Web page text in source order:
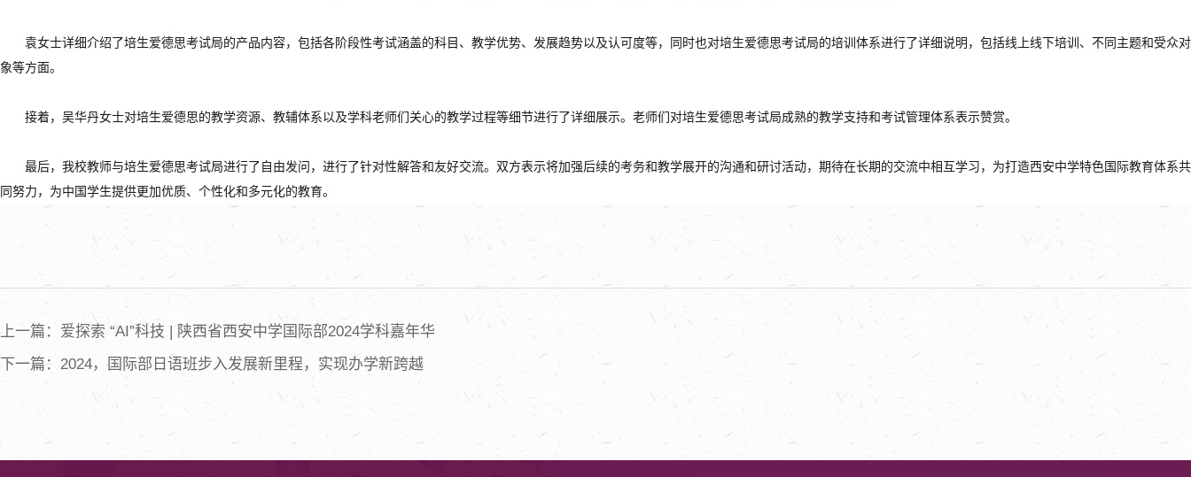
袁女士详细介绍了培生爱德思考试局的产品内容，包括各阶段性考试涵盖的科目、教学优势、发展趋势以及认可度等，同时也对培生爱德思考试局的培训体系进行了详细说明，包括线上线下培训、不同主题和受众对
象等方面。
接着，吴华丹女士对培生爱德思的教学资源、教辅体系以及学科老师们关心的教学过程等细节进行了详细展示。老师们对培生爱德思考试局成熟的教学支持和考试管理体系表示赞赏。
最后，我校教师与培生爱德思考试局进行了自由发问，进行了针对性解答和友好交流。双方表示将加强后续的考务和教学展开的沟通和研讨活动，期待在长期的交流中相互学习，为打造西安中学特色国际教育体系共
同努力，为中国学生提供更加优质、个性化和多元化的教育。
上一篇：爱探索 “AI”科技 | 陕西省西安中学国际部2024学科嘉年华
下一篇：2024，国际部日语班步入发展新里程，实现办学新跨越